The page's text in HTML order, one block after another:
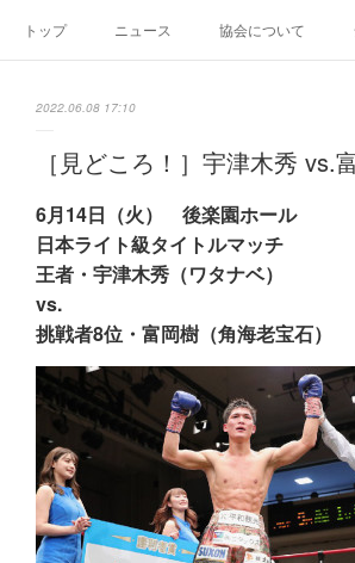
トップ ニュース 協会について
2022.06.08 17:10
［見どころ！］宇津木秀 vs.
6月14日（火） 後楽園ホール
日本ライト級タイトルマッチ
王者・宇津木秀（ワタナベ）
vs.
挑戦者8位・富岡樹（角海老宝石）